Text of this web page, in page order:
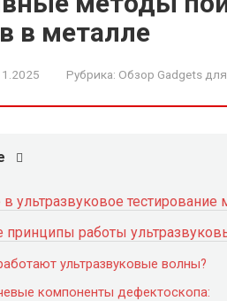
в металле
Рубрика: Обзор Gadgets
ультразвуковое тестирование
работы
ультразвуковые волны?
компоненты дефектоскопа: